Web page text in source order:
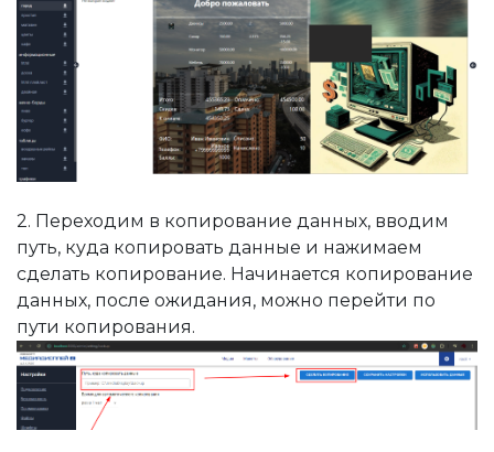
весь экран
теме
2. Переходим в копирование данных, вводим
путь, куда копировать данные и нажимаем
сделать копирование. Начинается копирование
данных, после ожидания, можно перейти по
пути копирования.